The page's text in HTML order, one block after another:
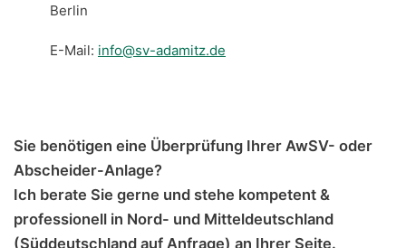
Berlin
E-Mail: info@sv-adamitz.de
Sie benötigen eine Überprüfung Ihrer AwSV- oder
Abscheider-Anlage?
Ich berate Sie gerne und stehe kompetent &
professionell in Nord- und Mitteldeutschland
(Süddeutschland auf Anfrage) an Ihrer Seite.